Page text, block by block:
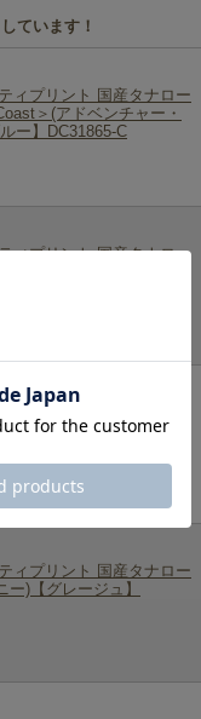
ています！
ィプリント 国産タナロー
＞(アドベンチャー・
ー】DC31865-C
ィプリント 国産タナロー
ィプリント 国産タナロー
＞(アドベンチャー・
ール】DC31865-A
ィプリント 国産タナロー
)【グレージュ】